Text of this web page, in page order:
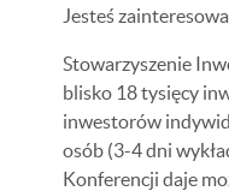
Jesteś
Stowarzyszenie
blisko 18 tysięcy
inwestorów
osób (3-4 dni
Konferencji daje